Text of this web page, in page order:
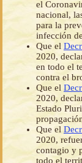
el
nacional,
para la
infección
Que el
2020,
en todo el
contra el
Que el
2020,
Estado
Que el
2020,
contagio y
todo el